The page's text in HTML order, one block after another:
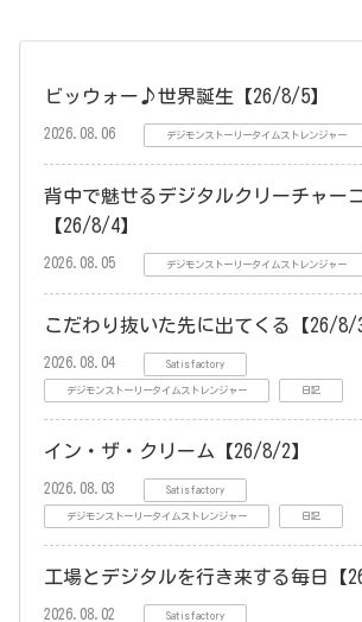
ビッウォー♪世界誕生【26/8/5】
2026.08.06 デジモンストーリータイムストレンジャー
背中で魅せるデジタルクリーチャー
【26/8/4】
2026.08.05 デジモンストーリータイムストレンジャー
こだわり抜いた先に出てくる【26/8/3
2026.08.04 Satisfactory
デジモンストーリータイムストレンジャー 日記
イン・ザ・クリーム【26/8/2】
2026.08.03 Satisfactory
デジモンストーリータイムストレンジャー 日記
工場とデジタルを行き来する毎日【
2026.08.02 Satisfactory